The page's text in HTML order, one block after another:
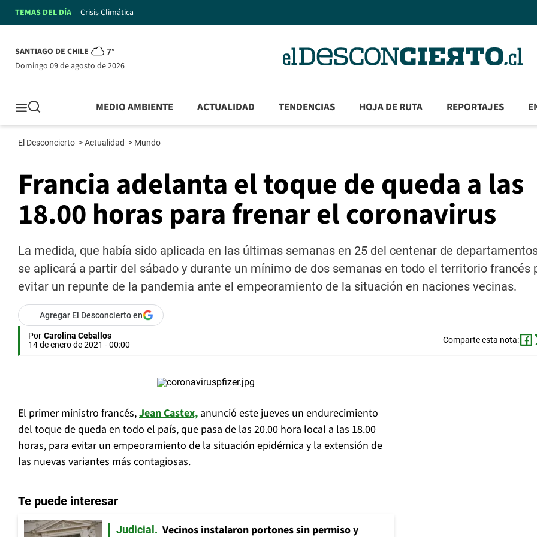
TEMAS DEL DÍA Crisis Climática
SANTIAGO DE CHILE 7°
domingo 09 de agosto de 2026
MEDIO AMBIENTE ACTUALIDAD TENDENCIAS HOJA DE RUTA REPORTAJES
El Desconcierto >Actualidad > Mundo
Francia adelanta el toque de queda a las
18.00 horas para frenar el coronavirus
La medida, que había sido aplicada en las últimas semanas en 25 del centenar de
se aplicará a partir del sábado y durante un mínimo de dos semanas en todo el territorio francés
evitar un repunte de la pandemia ante el empeoramiento de la situación en naciones vecinas.
Agregar El Desconcierto en
Por Carolina Ceballos
14 de enero de 2021 - 00:00
Comparte esta nota:
El primer ministro francés,Jean Castex, anunció este jueves un endurecimiento
del toque de queda en todo el país, que pasa de las 20.00 hora local a las 18.00
horas, para evitar un empeoramiento de la situación epidémica y la extensión de
las nuevas variantes más contagiosas.
Te puede interesar
Judicial
Vecinos instalaron portones sin permiso y